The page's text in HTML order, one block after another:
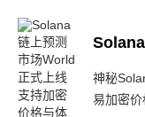
神秘
易加密